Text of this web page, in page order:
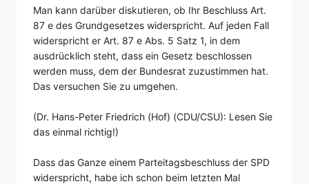
Man kann darüber diskutieren, ob Ihr Beschluss Art.
87 e des Grundgesetzes widerspricht. Auf jeden Fall
widerspricht er Art. 87 e Abs. 5 Satz 1, in dem
ausdrücklich steht, dass ein Gesetz beschlossen
werden muss, dem der Bundesrat zuzustimmen hat.
Das versuchen Sie zu umgehen.
(Dr. Hans-Peter Friedrich (Hof) (CDU/CSU): Lesen Sie
das einmal richtig!)
Dass das Ganze einem Parteitagsbeschluss der SPD
widerspricht, habe ich schon beim letzten Mal